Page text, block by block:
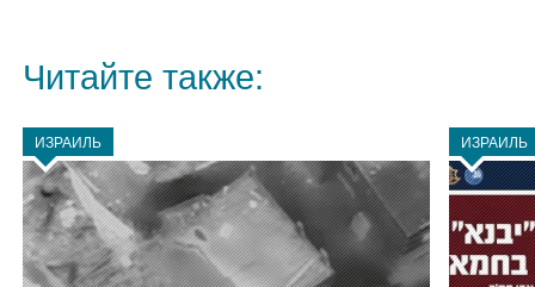
Читайте также:
ИЗРАИЛЬ ИЗРАИЛЬ